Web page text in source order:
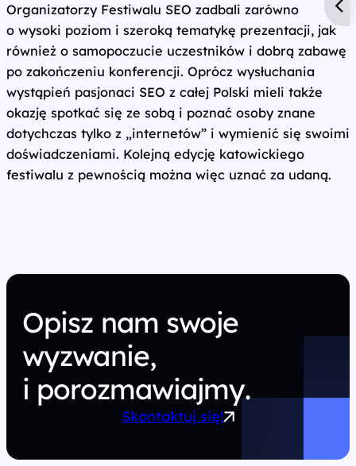
Organizatorzy Festiwalu SEO zadbali zarówno
o wysoki poziom i szeroką tematykę prezentacji, jak
również o samopoczucie uczestników i dobrą zabawę
po zakończeniu konferencji. Oprócz wysłuchania
wystąpień pasjonaci SEO z całej Polski mieli także
okazję spotkać się ze sobą i poznać osoby znane
dotychczas tylko z „internetów” i wymienić się swoimi
doświadczeniami. Kolejną edycję katowickiego
festiwalu z pewnością można więc uznać za udaną.
Opisz nam swoje
wyzwanie,
i porozmawiajmy.
Skontaktuj się!